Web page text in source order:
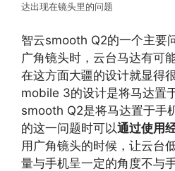
达出现在镜头里的问题
智云smooth Q2的一个主要
广角镜头时，云台马达有可
在这方面大疆的设计就显得
mobile 3的设计是将马达置
smooth Q2是将马达置于手
的这一问题时可以通过使用
用广角镜头的时候，让云台
量与手机呈一定的角度不与